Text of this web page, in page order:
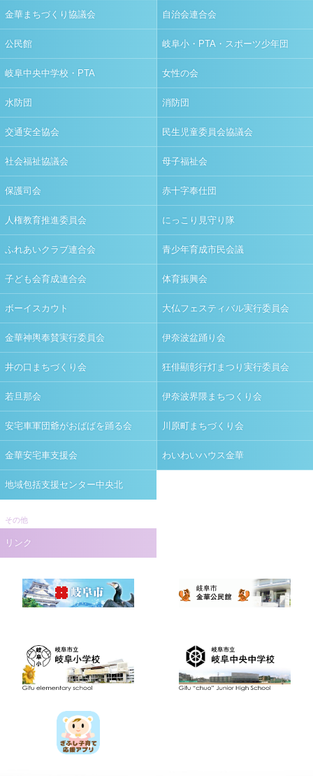
金華まちづくり協議会 自治会連合会
公民館 岐阜小・PTA・スポーツ少年団
岐阜中央中学校・PTA 女性の会
水防団 消防団
交通安全協会 民生児童委員会協議会
社会福祉協議会 母子福祉会
保護司会 赤十字奉仕団
人権教育推進委員会 にっこり見守り隊
ふれあいクラブ連合会 青少年育成市民会議
子ども会育成連合会 体育振興会
ボーイスカウト 大仏フェスティバル実行委員会
金華神輿奉賛実行委員会 伊奈波盆踊り会
井の口まちづくり会 狂俳顯彰行灯まつり実行委員会
若旦那会 伊奈波界隈まちつくり会
安宅車軍団爺がおばばを踊る会 川原町まちづくり会
金華安宅車支援会 わいわいハウス金華
地域包括支援センター中央北
その他
リンク